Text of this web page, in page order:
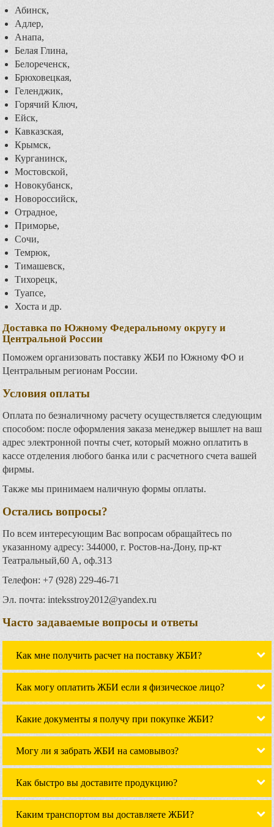
Абинск,
Адлер,
Анапа,
Белая Глина,
Белореченск,
Брюховецкая,
Геленджик,
Горячий Ключ,
Ейск,
Кавказская,
Крымск,
Курганинск,
Мостовской,
Новокубанск,
Новороссийск,
Отрадное,
Приморье,
Сочи,
Темрюк,
Тимашевск,
Тихорецк,
Туапсе,
Хоста и др.
Доставка по Южному Федеральному округу и
Центральной России
Поможем организовать поставку ЖБИ по Южному ФО и
Центральным регионам России.
Условия оплаты
Оплата по безналичному расчету осуществляется следующим
способом: после оформления заказа менеджер вышлет на ваш
адрес электронной почты счет, который можно оплатить в
кассе отделения любого банка или с расчетного счета вашей
фирмы.
Также мы принимаем наличную формы оплаты.
Остались вопросы?
По всем интересующим Вас вопросам обращайтесь по
указанному адресу: 344000, г. Ростов-на-Дону, пр-кт
Театральный,60 А, оф.313
Телефон: +7 (928) 229-46-71
Эл. почта: inteksstroy2012@yandex.ru
Часто задаваемые вопросы и ответы
Как мне получить расчет на поставку ЖБИ?
Как могу оплатить ЖБИ если я физическое лицо?
Какие документы я получу при покупке ЖБИ?
Могу ли я забрать ЖБИ на самовывоз?
Как быстро вы доставите продукцию?
Каким транспортом вы доставляете ЖБИ?